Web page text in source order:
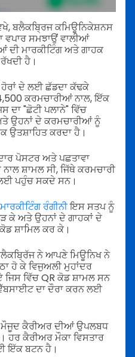
ਬਲੈਕਬ੍ਰਿਜ ਕਮਿਊਨਿਕੇਸ਼ਨਸ
ਵਪਾਰ ਸਮਝਾਉਂ ਵਾਲੀਆਂ
ਦੀ ਮਾਰਕੀਟਿੰਗ ਅਤੇ ਗਾਹਕ
ਹੈ।
ਹੋਰਾਂ ਦੇ ਲਈ ਛੱਡਦਾ ਕੱਢਕੇ
ਕਰਮਚਾਰੀਆਂ ਨਾਲ, ਇੱਕ
ਦਾ "ਛੋਟੀ ਪਲਾਨੇ" ਵਿੱਚ
ਉਹਨਾਂ ਦੇ ਕਰਮਚਾਰੀਆਂ ਨੂੰ
ਉਤਸ਼ਾਹਿਤ ਕਰਦਾ ਹੈ।
ਪੋਸਟਰ ਅਤੇ ਪਛਤਾਵਾ
ਸ਼ਾਮਲ ਸੀ, ਜਿੱਥੇ ਕਰਮਚਾਰੀ
ਪਹੁੰਚ ਸਕਦੇ ਸਨ।
ਮਾਰਕੀਟਿੰਗ ਰੰਗੀਨੀਇਸ ਸਤਪ ਨੂੰ
ਕੇ ਅਤੇ ਉਹਨਾਂ ਦੇ ਗਾਹਕਾਂ ਦੇ
ਸ਼ਾਮਿਲ ਕਰ ਕੇ।
ਨੇ ਆਪਣੇ ਮਿਊਨਿਖ ਨੇ
ਹੋ ਕੇ ਵਿਜੁਅਲੀ ਮੁਹਾਂਦਰ
ਜਿਸ ਵਿੱਚ QR ਕੋਡ ਸ਼ਾਮਲ ਸਨ
ਦਾ ਦੌਰਾ ਕਰਨ ਲਈ
ਕੈਰੀਅਰ ਦੀਆਂ ਉਪਲਬਧ
ਹਰ ਕੈਰੀਅਰ ਮੌਕਾ ਵਿਸਤਾਰ
ਇੱਕ ਬਟਨ ਹੈ।